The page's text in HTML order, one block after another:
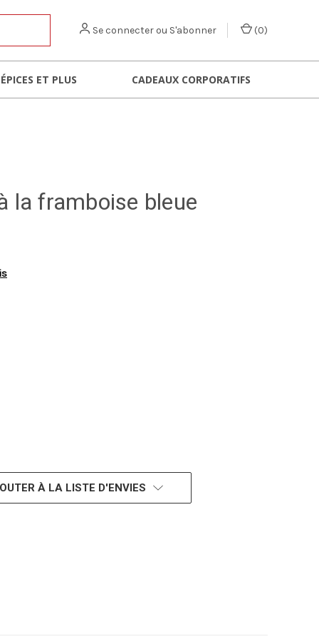
Se connecter ou S'abonner (0)
ET PLUS CADEAUX CORPORATIFS
la framboise bleue
À LA LISTE D'ENVIES